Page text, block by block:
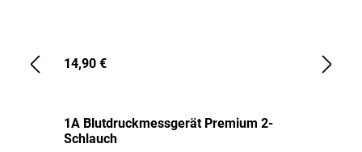
14,90 €
1A Blutdruckmessgerät Premium 2-
Schlauch